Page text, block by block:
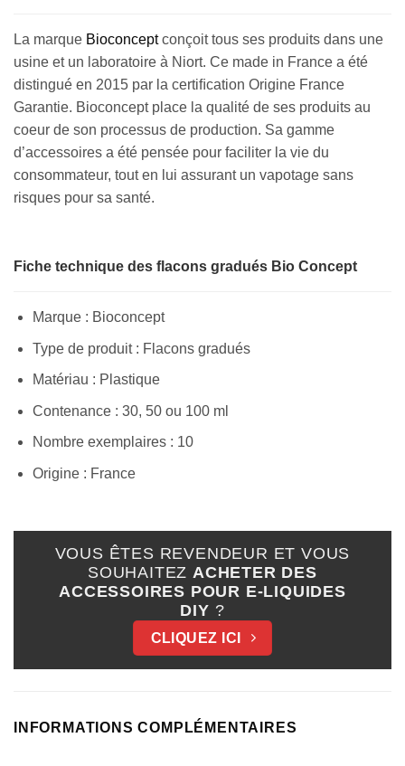
La marque Bioconceptconçoit tous ses produits dans une
usine et un laboratoire à Niort. Ce made in France a été
distingué en 2015 par la certiﬁcation Origine France
Garantie. Bioconcept place la qualité de ses produits au
coeur de son processus de production. Sa gamme
d’accessoires a été pensée pour faciliter la vie du
consommateur, tout en lui assurant un vapotage sans
risques pour sa santé.
Fiche technique des flacons gradués Bio Concept
Marque : Bioconcept
Type de produit : Flacons gradués
Matériau : Plastique
Contenance : 30, 50 ou 100 ml
Nombre exemplaires : 10
Origine : France
VOUS ÊTES REVENDEUR ET VOUS
SOUHAITEZ ACHETER DES
ACCESSOIRES POUR E-LIQUIDES
DIY ?
CLIQUEZ ICI
INFORMATIONS COMPLÉMENTAIRES
Appliquer les filtres